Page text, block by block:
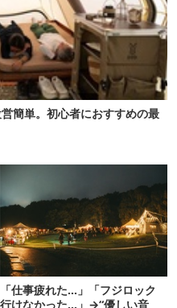
簡単。初心者におすすめの最
「仕事疲れた…」「フジロック
行けなかった…」→“優しい音